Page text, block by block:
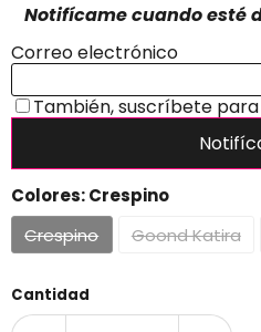
Colores:Crespino
Crespino
Goond Katira
Cantidad